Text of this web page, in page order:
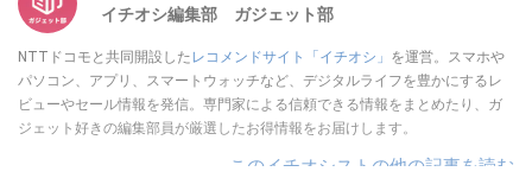
イチオシ編集部 ガジェット部
NTTドコモと共同開設した レコメンドサイト「イチオシ」 を運営。スマホや
パソコン、アプリ、スマートウォッチなど、デジタルライフを豊かにするレ
ビューやセール情報を発信。専門家による信頼できる情報をまとめたり、ガ
ジェット好きの編集部員が厳選したお得情報をお届けします。
このイチオシストの他の記事を読む